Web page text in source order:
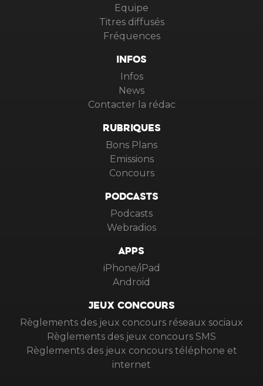
Equipe
Titres diffusés
Fréquences
INFOS
Infos
News
Contacter la rédac
RUBRIQUES
Bons Plans
Emissions
Concours
PODCASTS
Podcasts
Webradios
APPS
iPhone/iPad
Android
JEUX CONCOURS
Règlements des jeux concours réseaux sociaux
Règlements des jeux concours SMS
Règlements des jeux concours téléphone et
internet